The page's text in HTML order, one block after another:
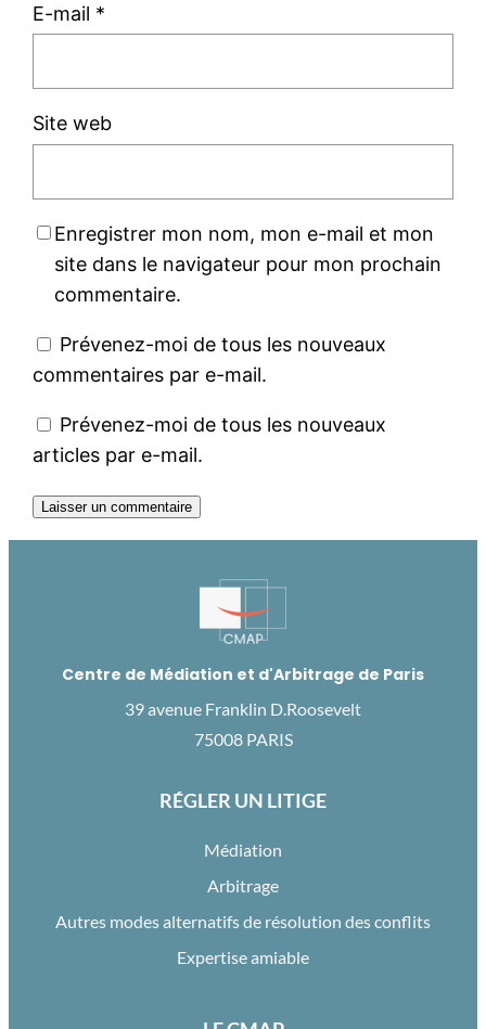
E-mail *
Site web
Enregistrer mon nom, mon e-mail et mon
site dans le navigateur pour mon prochain
commentaire.
Prévenez-moi de tous les nouveaux
commentaires par e-mail.
Prévenez-moi de tous les nouveaux
articles par e-mail.
Centre de Médiation et d'Arbitrage de Paris
39 avenue Franklin D.Roosevelt
75008 PARIS
RÉGLER UN LITIGE
Médiation
Arbitrage
Autres modes alternatifs de résolution des conflits
Expertise amiable